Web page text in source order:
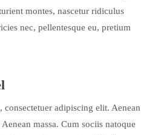
montes, nascetur ridiculus
nec, pellentesque eu, pretium
adipiscing elit. Aenean
massa. Cum sociis natoque